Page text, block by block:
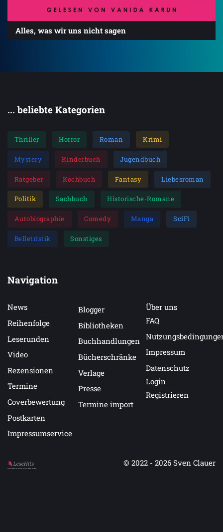
Alles, was wir uns nicht sagen
... beliebte Kategorien
Thriller Horror Roman Krimi
Mystery Kinderbuch Jugendbuch
Ratgeber Kochbuch Fantasy Liebesroman
Politik Sachbuch Historische-Romane
Autobiographie Comedy Manga SciFi
Belletristik Sonstiges
Navigation
News
Reihenfolge
Leserunden
Video
Rezensionen
Termine
Coverbewertung
Postkarten
Impressumservice
Blogger
Bibliotheken
Buchhandlungen
Bücherschränke
Verlage
Presse
Termine import
Über uns
FAQ
Impressum
Datenschutz
Login
Registrieren
Auf LeseHits.de findest Du die besten Bücher.
© 2022 - 2026 Sven Clauer